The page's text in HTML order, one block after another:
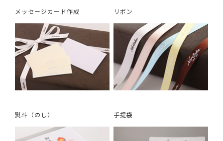
メッセージカード作成 リボン
熨斗（のし） 手提袋